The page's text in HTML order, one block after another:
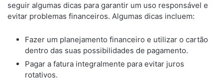
seguir algumas dicas para garantir um uso responsável e
evitar problemas financeiros. Algumas dicas incluem:
Fazer um planejamento financeiro e utilizar o cartão
dentro das suas possibilidades de pagamento.
Pagar a fatura integralmente para evitar juros
rotativos.